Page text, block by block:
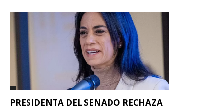
PRESIDENTA DEL SENADO RECHAZA